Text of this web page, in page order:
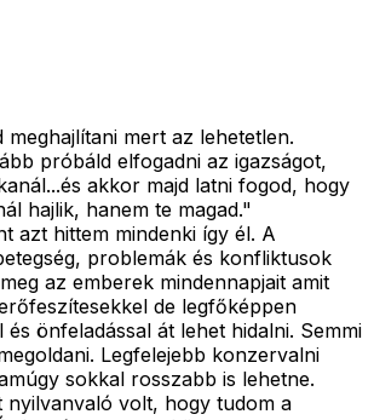
mert az lehetetlen.
próbáld elfogadni az igazságot,
akkor majd latni fogod, hogy
hajlik, hanem te magad."
azt hittem mindenki így él. A
problemák és konfliktusok
az emberek mindennapjait amit
de legfőképpen
és önfeladással át lehet hidalni. Semmi
Legfelejebb konzervalni
sokkal rosszabb is lehetne.
nyilvanvaló volt, hogy tudom a